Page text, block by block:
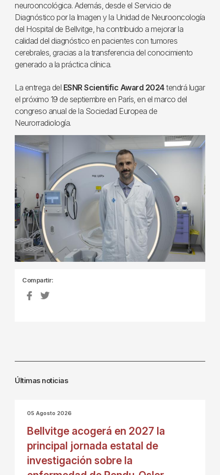
neurooncológica. Además, desde el Servicio de
Diagnóstico por la Imagen y la Unidad de Neurooncología
del Hospital de Bellvitge, ha contribuido a mejorar la
calidad del diagnóstico en pacientes con tumores
cerebrales, gracias a la transferencia del conocimiento
generado a la práctica clínica.
La entrega del ESNR Scientific Award 2024tendrá lugar
el próximo 19 de septiembre en París, en el marco del
congreso anual de la Sociedad Europea de
Neurorradiología.
Compartir:
Últimas noticias
05 Agosto 2026
Bellvitge acogerá en 2027 la
principal jornada estatal de
investigación sobre la